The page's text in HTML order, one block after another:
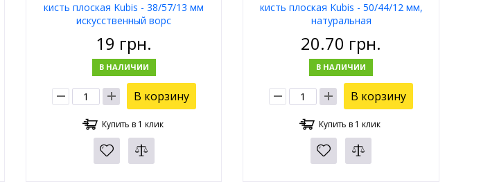
кисть плоская Kubis - 38/57/13 мм
искусственный ворс
19 грн.
В НАЛИЧИИ
В корзину
Купить в 1 клик
кисть плоская Kubis - 50/44/12 мм,
натуральная
20.70 грн.
В НАЛИЧИИ
В корзину
Купить в 1 клик